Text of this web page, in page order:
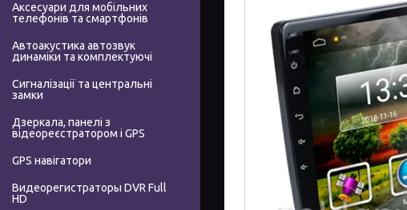
Аксесуари для мобільних
телефонів та смартфонів
Автоакустика автозвук
динаміки та комплектуючі
Сигналізації та центральні
замки
Дзеркала, панелі з
відеореєстратором і GPS
GPS навігатори
Видеорегистраторы DVR Full
HD